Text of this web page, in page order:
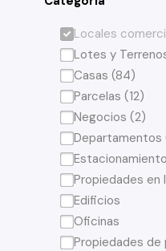
Locales
Lotes y Terrenos
Casas (84)
Parcelas (12)
Negocios (2)
Departamentos
Propiedades en
Edificios
Oficinas
Propiedades de